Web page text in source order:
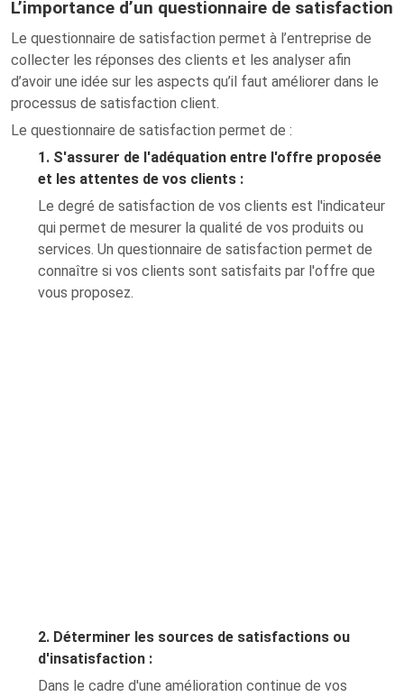
L’importance d’un questionnaire de satisfaction
Le questionnaire de satisfaction permet à l’entreprise de
collecter les réponses des clients et les analyser afin
d’avoir une idée sur les aspects qu’il faut améliorer dans le
processus de satisfaction client.
Le questionnaire de satisfaction permet de :
1. S'assurer de l'adéquation entre l'offre proposée
et les attentes de vos clients :
Le degré de satisfaction de vos clients est l'indicateur
qui permet de mesurer la qualité de vos produits ou
services. Un questionnaire de satisfaction permet de
connaître si vos clients sont satisfaits par l'offre que
vous proposez.
2. Déterminer les sources de satisfactions ou
d'insatisfaction :
Dans le cadre d'une amélioration continue de vos